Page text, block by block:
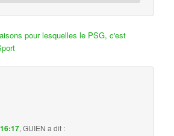
pour lesquelles le PSG, c'est
,GUIEN a dit :